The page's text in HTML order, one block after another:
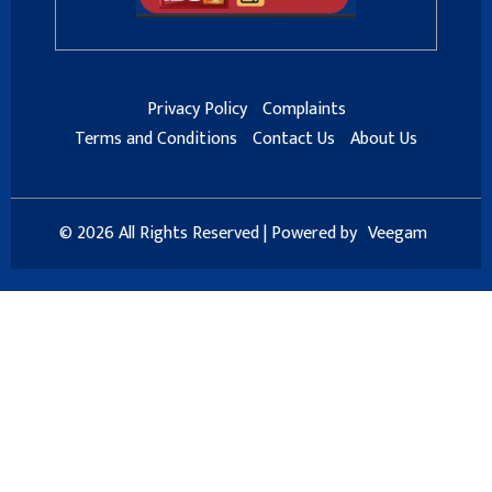
Privacy Policy Complaints
Terms and Conditions Contact Us About Us
© 2026 All Rights Reserved | Powered by Veegam